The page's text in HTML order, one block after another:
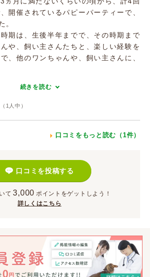
開催されているパピーパーティーで、
。
期は、生後半年までで、その時期まで
や、飼い主さんたちと、楽しい経験を
、他のワンちゃんや、飼い主さんに、
続きを読む
1 人中）
口コミをもっと読む（1件）
口コミを投稿する
て 3,000 ポイント をゲットしよう！
詳しくはこちら